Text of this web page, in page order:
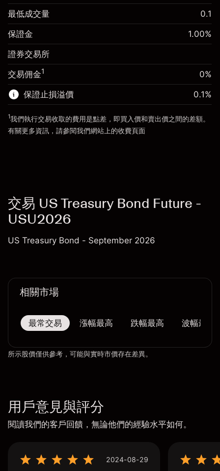
保證金。您的投資 $1,000.00
隔夜倉息
-0.01096
%
(-$10.96)
使用杠杆的交易規模（大約值）
來自杠杆的資金 - 美元（大約值）
前往平台
保證金。您的投資 $1,000.00
隔夜倉息
來自頭寸全值的費用
-0.01096
(-$10.96)
使用杠杆的交易規模（大約值）
來自杠杆的資金 - 美元（大約值）
前往平台
最低成交量 0.1
保證金 1.00%
證券交易所
交易佣金1 0%
保證止損溢價 0.1%
1我們執行交易收取的費用是點差，即買入價和賣出價之間的差額。
有關更多資訊，請參閱我們網站上的收費頁面
交易 US Treasury Bond Future -
USU2026
US Treasury Bond - September 2026
相關市場
最常交易 漲幅最高 跌幅最高 波幅最大
所示股價僅供參考，可能與實時市價存在差異。
用戶意見與評分
閱讀我們的客戶回饋，無論他們的經驗水平如何。
2024-08-29